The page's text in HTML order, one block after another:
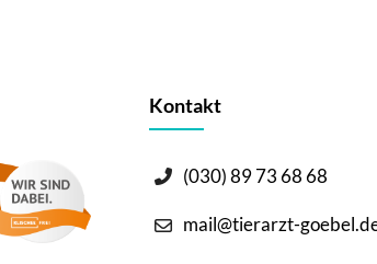
Kontakt
(030) 89 73 68 68
mail@tierarzt-